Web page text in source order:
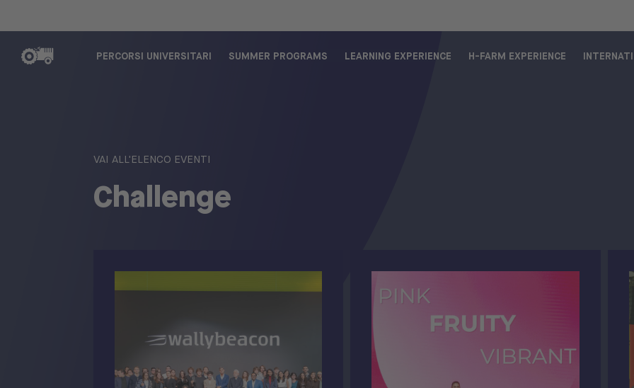
PERCORSI UNIVERSITARI SUMMER PROGRAMS LEARNING EXPERIENCE H-FARM EXPERIENCE
VAI ALL'ELENCO EVENTI
Challenge